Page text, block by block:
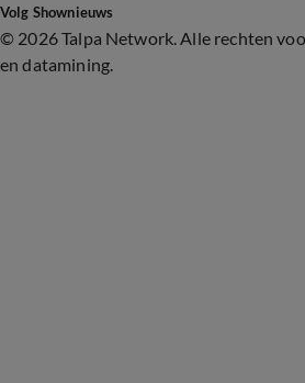
Volg Shownieuws
© 2026 Talpa Network. Alle rechten
en datamining.